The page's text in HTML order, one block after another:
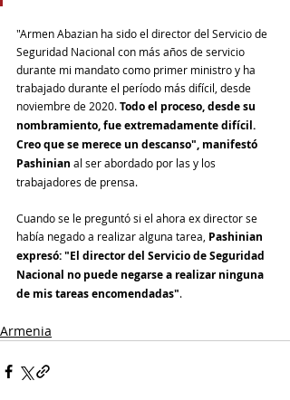
"Armen Abazian ha sido el director del Servicio de
Seguridad Nacional con más años de servicio
durante mi mandato como primer ministro y ha
trabajado durante el período más difícil, desde
noviembre de 2020. Todo el proceso, desde su
nombramiento, fue extremadamente difícil.
Creo que se merece un descanso", manifestó
Pashinian al ser abordado por las y los
trabajadores de prensa.
Cuando se le preguntó si el ahora ex director se
había negado a realizar alguna tarea, Pashinian
expresó: "El director del Servicio de Seguridad
Nacional no puede negarse a realizar ninguna
de mis tareas encomendadas".
Armenia